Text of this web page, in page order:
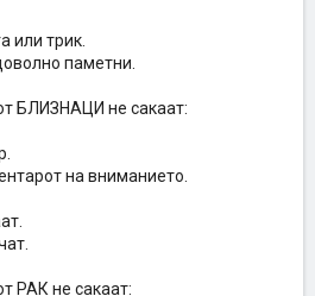
или трик.
паметни.
БЛИЗНАЦИ не сакаат:
на вниманието.
РАК не сакаат: